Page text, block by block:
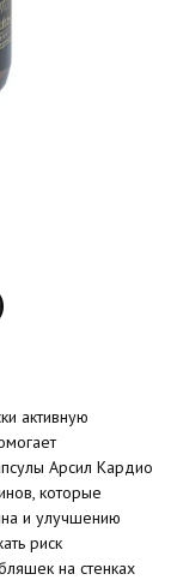
активную
Арсил Кардио
которые
и улучшению
риск
на стенках